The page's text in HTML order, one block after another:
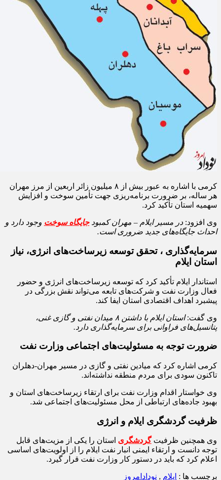
کرمی با اشاره به عبور بیش از ۸ میلیون زائر اربعین از مرز مهران
هر ساله، بر ضرورت برنامه‌ریزی جهت تأمین سوخت و افزایش
سهمیه استان تأکید کرد.
وی افزود: در مسیر ایلام – مهران کمبودجایگاه سوخت وجود دارد و
احداث جایگاه‌های جدید ضروری است.
سرمایه‌گذاری ، تحقق توسعه زیرساخت‌های انرژی، نیاز
استان ایلام
استاندار ایلام تأکید کرد که توسعه زیرساخت‌های انرژی و حضور
فعال وزارت نفت و شرکت‌های تابعه می‌تواند نقش بزرگی در
پیشبرد اهداف اقتصادی استان ایفا کند.
وی گفت:
استان ایلام با داشتن ۸ میدان نفتی و گازی غنی،
پتانسیل‌های فراوانی برای سرمایه‌گذاری دارد.
ضرورت توجه به مسئولیت‌های اجتماعی وزارت نفت
کرمی اشاره کرد که میادین نفتی و گازی در مسیر مهران-دهلران
تاکنون سودی برای مردم منطقه نداشته‌اند.
وی خواستار اقدام وزارت نفت برای ارتقاء زیرساخت‌های استان و
بهبود جاده‌های ارتباطی از محل مسئولیت‌های اجتماعی شد.
ظرفیت گردشگری ایلام و انرژی
وی همچنین ظرفیتگردشگری استان را یکی از مزیت‌های قابل
توجه دانست و ارتقاء ایمنی انبار نفت ایلام را از اولویت‌های اساسی
اعلام کرد که باید در دستور کار وزارت نفت قرار گیرد.
برچسب ها : ایلام , نودادامروز